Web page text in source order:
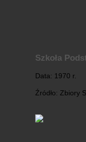
Szkoła
Data: 1970 r.
Źródło: Zbiory